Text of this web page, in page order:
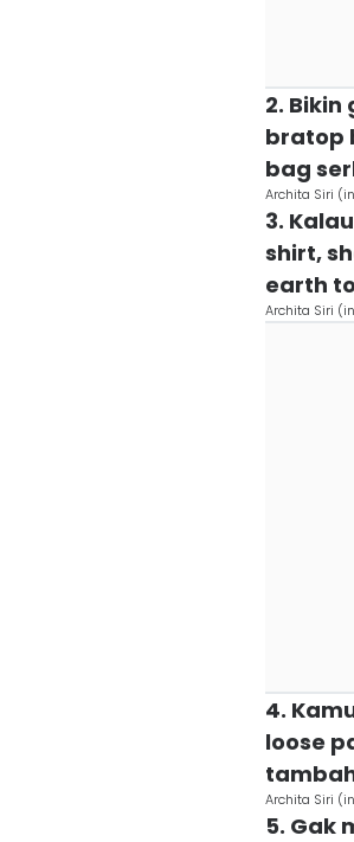
2.
bratop
bag
Archita Siri
3.
shirt,
earth
Archita Siri
4.
loose
Archita Siri
5. Gak